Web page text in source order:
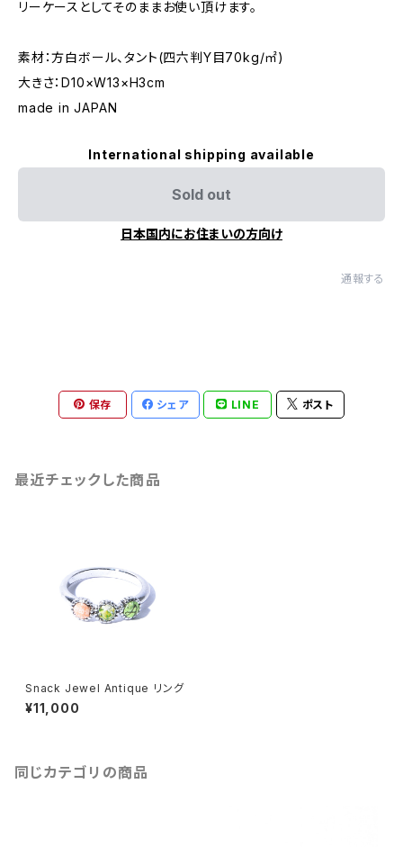
リーケースとしてそのままお使い頂けます。
素材：方白ボール、タント(四六判Y目70kg/㎡)
大きさ：D10×W13×H3cm
made in JAPAN
International shipping available
Sold out
日本国内にお住まいの方向け
通報する
保存 シェア LINE ポスト
最近チェックした商品
Snack Jewel Antique リング
¥11,000
同じカテゴリの商品